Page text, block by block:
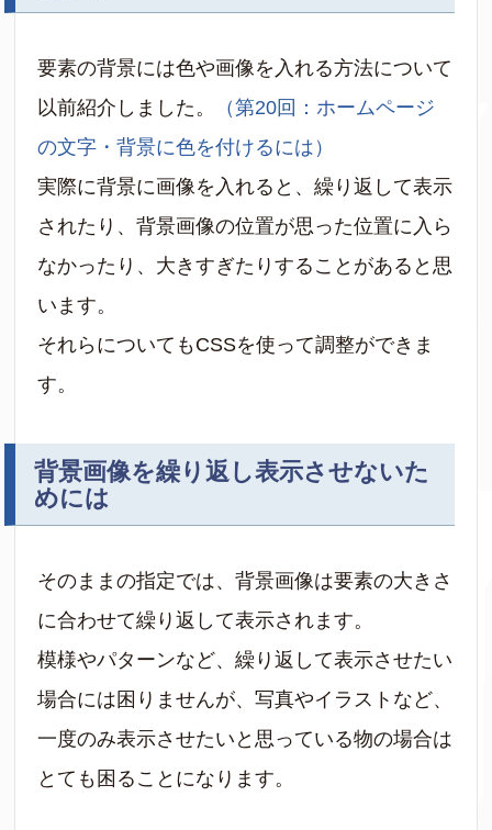
要素の背景には色や画像を入れる方法について
以前紹介しました。
（第20回：ホームページ
の文字・背景に色を付けるには）
実際に背景に画像を入れると、繰り返して表示
されたり、背景画像の位置が思った位置に入ら
なかったり、大きすぎたりすることがあると思
います。
それらについてもCSSを使って調整ができま
す。
背景画像を繰り返し表示させないた
めには
そのままの指定では、背景画像は要素の大きさ
に合わせて繰り返して表示されます。
模様やパターンなど、繰り返して表示させたい
場合には困りませんが、写真やイラストなど、
一度のみ表示させたいと思っている物の場合は
とても困ることになります。